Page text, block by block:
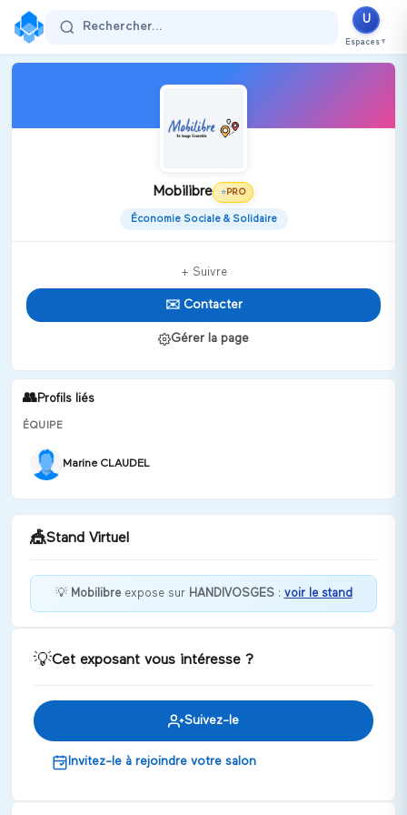
Rechercher...
U
Espaces ▼
Mobilibre ⭐ PRO
Économie Sociale & Solidaire
+ Suivre
✉️ Contacter
Gérer la page
👥Profils liés
ÉQUIPE
Marine CLAUDEL
🎪Stand Virtuel
Discuter
💡 Mobilibreexpose sur HANDIVOSGES: voir le stand
💡Cet exposant vous intéresse ?
Suivez-le
Invitez-le à rejoindre votre salon